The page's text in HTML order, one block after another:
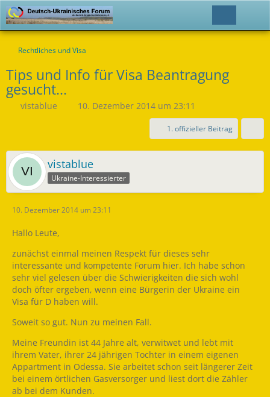
Rechtliches und Visa
Tips und Info für Visa Beantragung
gesucht...
vistablue 10. Dezember 2014 um 23:11
1. offizieller Beitrag
vistablue
Ukraine-Interessierter
10. Dezember 2014 um 23:11
Hallo Leute,
zunächst einmal meinen Respekt für dieses sehr
interessante und kompetente Forum hier. Ich habe schon
sehr viel gelesen über die Schwierigkeiten die sich wohl
doch öfter ergeben, wenn eine Bürgerin der Ukraine ein
Visa für D haben will.
Soweit so gut. Nun zu meinen Fall.
Meine Freundin ist 44 Jahre alt, verwitwet und lebt mit
ihrem Vater, ihrer 24 jährigen Tochter in einem eigenen
Appartment in Odessa. Sie arbeitet schon seit längerer Zeit
bei einem örtlichen Gasversorger und liest dort die Zähler
ab bei dem Kunden.